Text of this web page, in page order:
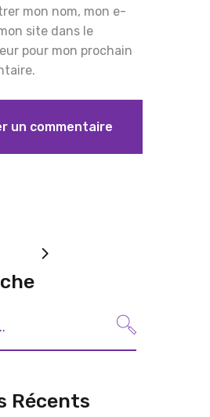
mon nom, mon e-
site dans le
pour mon prochain
Récents